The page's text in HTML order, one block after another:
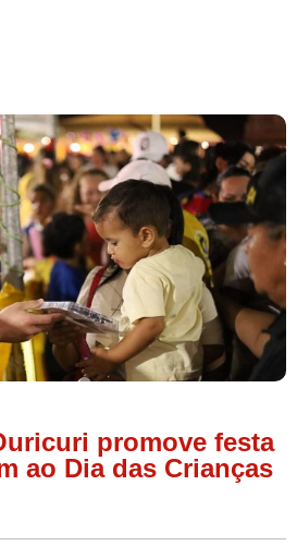
promove festa
ao Dia das Crianças